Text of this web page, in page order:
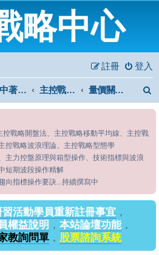
略中心
登入
註冊
韋中著作問答區 主控戰略筆記系列 量價關係操作要訣
控戰略開盤法、主控戰略移動平均線、主控戰
控戰略波浪理論、主控戰略型態學
主力控盤原理與箱型操作、技術指標與波浪
短期波段操作精解
向指標操作要訣...持續撰寫中
習活動學員重新註冊事宜 ，
權益說明 ， 本站論壇功能，
教詢問單， 股票諮詢系統